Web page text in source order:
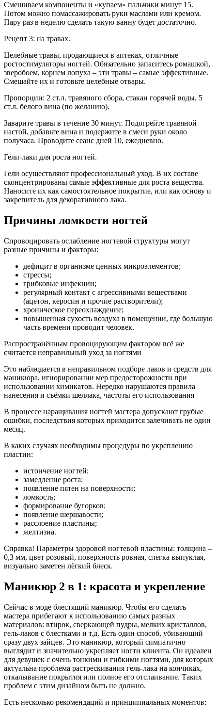
Смешиваем компоненты и «купаем» пальчики минут 15.
Потом можно помассажировать руки маслами или кремом.
Пару раз в неделю сделать такую ванну будет достаточно.
Рецепт 3: на травах.
Целебные травы, продающиеся в аптеках, отличные
ростостимуляторы ногтей. Обязательно запаситесь ромашкой,
зверобоем, корнем лопуха – эти травы – самые эффективные.
Смешайте их и готовьте целебные отвары.
Пропорции: 2 ст.л. травяного сбора, стакан горячей воды, 5
ст.л. белого вина (по желанию).
Заварите травы в течение 30 минут. Подогрейте травяной
настой, добавьте вина и подержите в смеси руки около
получаса. Проводите сеанс дней 10, ежедневно.
Гели-лаки для роста ногтей.
Гели осуществляют профессиональный уход. В их составе
сконцентрированы самые эффективные для роста вещества.
Наносите их как самостоятельное покрытие, или как основу и
закрепитель для декоративного лака.
Причины ломкости ногтей
Спровоцировать ослабление ногтевой структуры могут
разные причины и факторы:
дефицит в организме ценных микроэлементов;
стрессы;
грибковые инфекции;
регулярный контакт с агрессивными веществами
(ацетон, керосин и прочие растворители);
хроническое переохлаждение;
повышенная сухость воздуха в помещении, где большую
часть времени проводит человек.
Распространённым провоцирующим фактором всё же
считается неправильный уход за ногтями
Это наблюдается в неправильном подборе лаков и средств для
маникюра, игнорировании мер предосторожности при
использовании химикатов. Нередко нарушаются правила
нанесения и съёмки шеллака, частоты его использования
В процессе наращивания ногтей мастера допускают грубые
ошибки, последствия которых приходится залечивать не один
месяц.
В каких случаях необходимы процедуры по укреплению
пластин:
истончение ногтей;
замедление роста;
появление пятен на поверхности;
ломкость;
формирование бугорков;
появление шершавости;
расслоение пластины;
желтизна.
Справка! Параметры здоровой ногтевой пластины: толщина –
0,3 мм, цвет розовый, поверхность ровная, слегка выпуклая,
визуально заметен лёгкий блеск.
Маникюр 2 в 1: красота и укрепление
Сейчас в моде блестящий маникюр. Чтобы его сделать
мастера прибегают к использованию самых разных
материалов: втирок, сверкающей пудры, мелких кристаллов,
гель-лаков с блестками и т.д. Есть один способ, убивающий
сразу двух зайцев. Это маникюр, который симпатично
выглядит и значительно укрепляет ногти клиента. Он идеален
для девушек с очень тонкими и гибкими ногтями, для которых
актуальна проблема растрескивания гель-лака на кончиках,
откалывание покрытия или полное его отслаивание. Таких
проблем с этим дизайном быть не должно.
Есть несколько рекомендаций и принципиальных моментов: